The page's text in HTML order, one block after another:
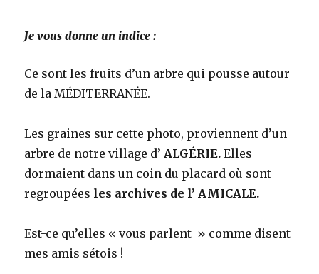
Je vous donne un indice :
Ce sont les fruits d’un arbre qui pousse autour
de la MÉDITERRANÉE.
Les graines sur cette photo, proviennent d’un
arbre de notre village d’ ALGÉRIE.Elles
dormaient dans un coin du placard où sont
regroupées les archives de l’ AMICALE.
Est-ce qu’elles « vous parlent » comme disent
mes amis sétois !